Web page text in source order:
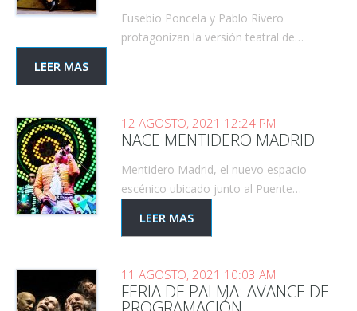
Eusebio Poncela y Pablo Rivero
protagonizan la versión teatral de…
LEER MAS
12 AGOSTO, 2021 12:24 PM
NACE MENTIDERO MADRID
Mentidero Madrid, el nuevo espacio
escénico ubicado junto al Puente…
LEER MAS
11 AGOSTO, 2021 10:03 AM
FERIA DE PALMA: AVANCE DE